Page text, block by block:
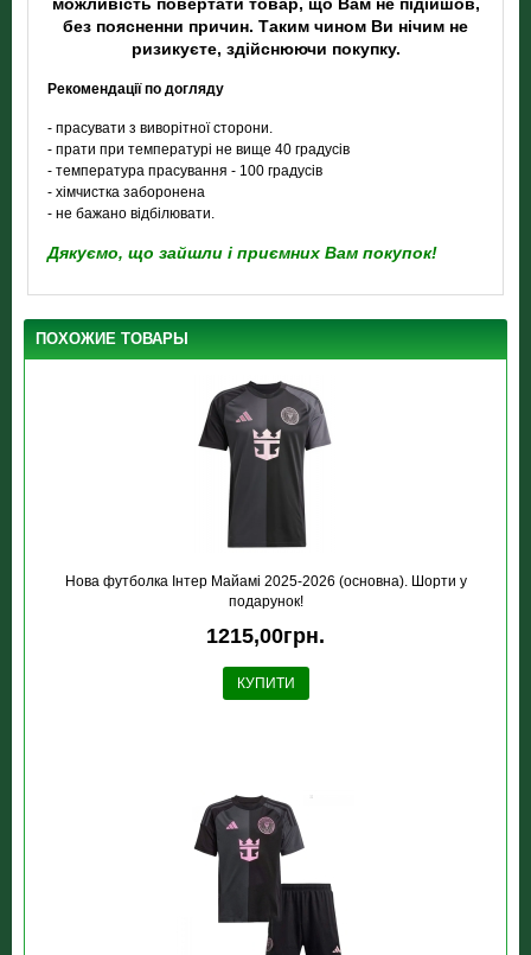
можливість повертати товар, що Вам не підійшов,
без поясненни причин. Таким чином Ви нічим не
ризикуєте, здійснюючи покупку.
Рекомендації по догляду
- прасувати з виворітної сторони.
- прати при температурі не вище 40 градусів
- температура прасування - 100 градусів
- хімчистка заборонена
- не бажано відбілювати.
Дякуємо, що зайшли і приємних Вам покупок!
ПОХОЖИЕ ТОВАРЫ
Нова футболка Інтер Майамі 2025-2026 (основна). Шорти у
подарунок!
1215,00грн.
КУПИТИ